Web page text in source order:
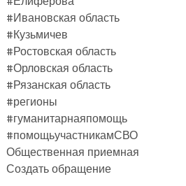
#Ивановская область
#Кузьмичев
#Ростовская область
#Орловская область
#Рязанская область
#регионы
#гуманитарнаяпомощь
#помощьучастникамСВО
Общественная приемная
Создать обращение